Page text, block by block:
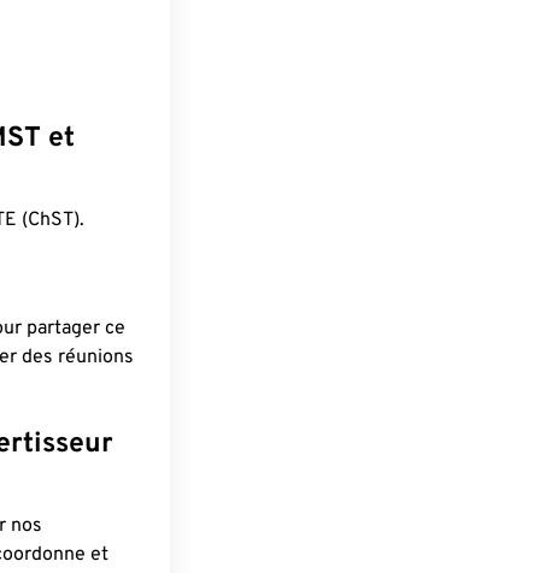
et
(ChST).
partager ce
des réunions
nos
et